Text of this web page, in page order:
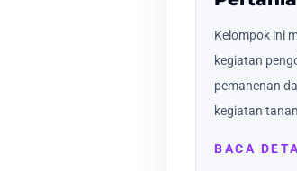
Kelompok ini
kegiatan
pemanenan
kegiatan
BACA